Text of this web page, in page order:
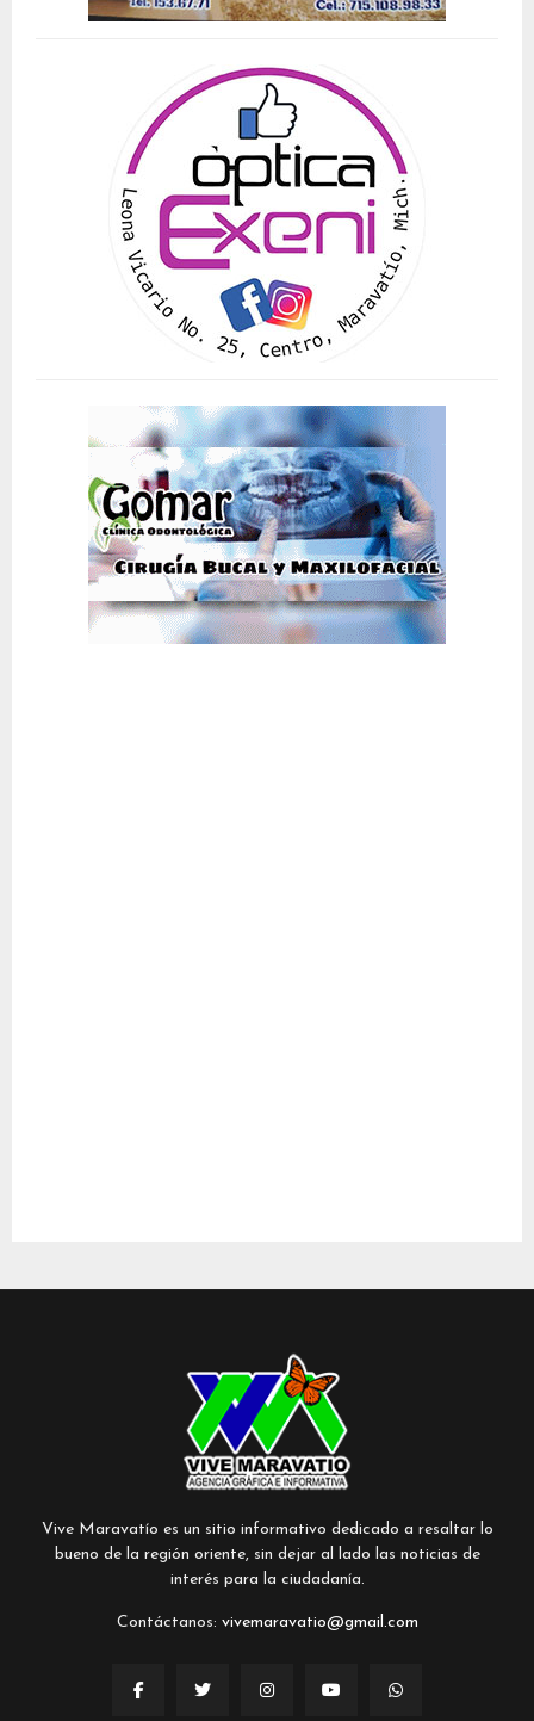
Vive Maravatío es un sitio informativo dedicado a resaltar lo
bueno de la región oriente, sin dejar al lado las noticias de
interés para la ciudadanía.
Contáctanos: vivemaravatio@gmail.com